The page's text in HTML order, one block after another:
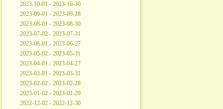
2023-10-01 - 2023-10-30
2023-09-01 - 2023-09-28
2023-08-01 - 2023-08-30
2023-07-02 - 2023-07-31
2023-06-01 - 2023-06-27
2023-05-02 - 2023-05-31
2023-04-01 - 2023-04-27
2023-03-01 - 2023-03-31
2023-02-02 - 2023-02-28
2023-01-02 - 2023-01-29
2022-12-02 - 2022-12-30